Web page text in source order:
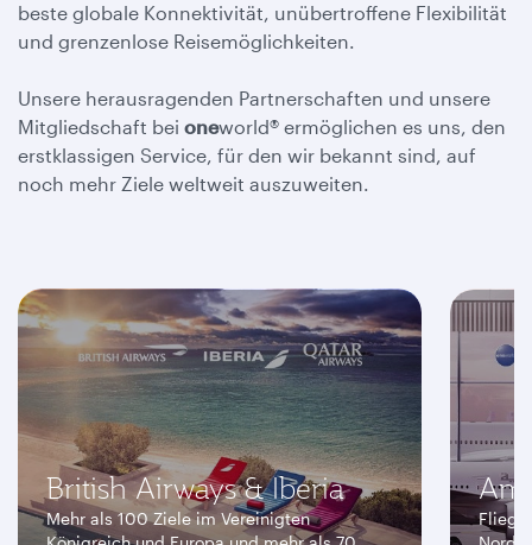
beste globale Konnektivität, unübertroffene Flexibilität
und grenzenlose Reisemöglichkeiten.
Unsere herausragenden Partnerschaften und unsere
Mitgliedschaft bei oneworld® ermöglichen es uns, den
erstklassigen Service, für den wir bekannt sind, auf
noch mehr Ziele weltweit auszuweiten.
British Airways & Iberia
Mehr als 100 Ziele im Vereinigten